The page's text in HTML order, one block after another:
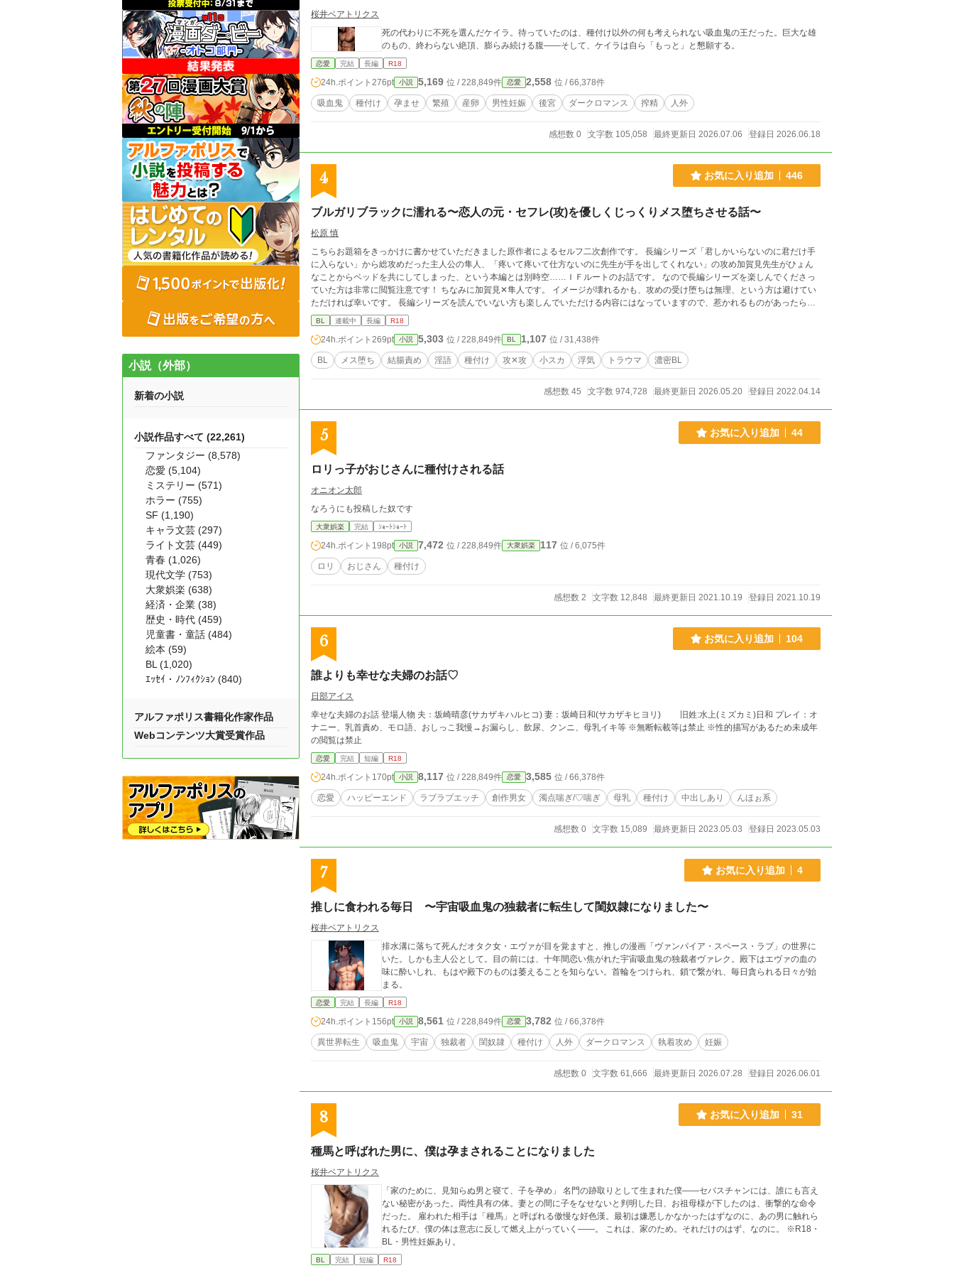
桜井ベアトリクス
死の代わりに不死を選んだケイラ。待っていたのは、種付け以外の何も考えられない吸血鬼の王だった。巨大な雄
のもの、終わらない絶頂、膨らみ続ける腹――そして、ケイラは自ら「もっと」と懇願する。
恋愛 完結 長編 R18
24h.ポイント 276pt 小説 5,169 位 / 228,849件 恋愛 2,558 位 / 66,378件
吸血鬼 種付け 孕ませ 繁殖 産卵 男性妊娠 後宮 ダークロマンス 搾精 人外
感想数 0 文字数 105,058 最終更新日 2026.07.06 登録日 2026.06.18
4 お気に入り追加 446
ブルガリブラックに濡れる〜恋人の元・セフレ(攻)を優しくじっくりメス堕ちさせる話〜
松原 慎
こちらお題箱をきっかけに書かせていただきました原作者によるセルフ二次創作です。 長編シリーズ「君しかいらないのに君だけ手
に入らない」から総攻めだった主人公の隼人、「疼いて疼いて仕方ないのに先生が手を出してくれない」の攻め加賀見先生がひょん
なことからベッドを共にしてしまった、という本編とは別時空……ＩＦルートのお話です。 なので長編シリーズを楽しんでくださっ
ていた方は非常に閲覧注意です！ ちなみに加賀見✕隼人です。 イメージが壊れるかも、攻めの受け堕ちは無理、という方は避けてい
ただければ幸いです。 長編シリーズを読んでいない方も楽しんでいただける内容にはなっていますので、惹かれるものがあったらお
BL 連載中 長編 R18
24h.ポイント 269pt 小説 5,303 位 / 228,849件 BL 1,107 位 / 31,438件
BL メス堕ち 結腸責め 淫語 種付け 攻✕攻 小スカ 浮気 トラウマ 濃密BL
感想数 45 文字数 974,728 最終更新日 2026.05.20 登録日 2022.04.14
5 お気に入り追加 44
ロリっ子がおじさんに種付けされる話
オニオン太郎
なろうにも投稿した奴です
大衆娯楽 完結 ｼｮｰﾄｼｮｰﾄ
24h.ポイント 198pt 小説 7,472 位 / 228,849件 大衆娯楽 117 位 / 6,075件
ロリ おじさん 種付け
感想数 2 文字数 12,848 最終更新日 2021.10.19 登録日 2021.10.19
6 お気に入り追加 104
誰よりも幸せな夫婦のお話♡
日部アイス
幸せな夫婦のお話 登場人物 夫：坂崎晴彦(サカザキハルヒコ) 妻：坂崎日和(サカザキヒヨリ) 旧姓:水上(ミズカミ)日和 プレイ：オ
ナニー、乳首責め、モロ語、おしっこ我慢→お漏らし、飲尿、クンニ、母乳イキ等 ※無断転載等は禁止 ※性的描写があるため未成年
の閲覧は禁止
恋愛 完結 短編 R18
24h.ポイント 170pt 小説 8,117 位 / 228,849件 恋愛 3,585 位 / 66,378件
恋愛 ハッピーエンド ラブラブエッチ 創作男女 濁点喘ぎ/♡喘ぎ 母乳 種付け 中出しあり んほぉ系
感想数 0 文字数 15,089 最終更新日 2023.05.03 登録日 2023.05.03
7 お気に入り追加 4
推しに食われる毎日 〜宇宙吸血鬼の独裁者に転生して閨奴隷になりました〜
桜井ベアトリクス
排水溝に落ちて死んだオタク女・エヴァが目を覚ますと、推しの漫画「ヴァンパイア・スペース・ラブ」の世界に
いた。しかも主人公として。目の前には、十年間恋い焦がれた宇宙吸血鬼の独裁者ヴァレク。殿下はエヴァの血の
味に酔いしれ、もはや殿下のものは萎えることを知らない。首輪をつけられ、鎖で繋がれ、毎日貪られる日々が始
まる。
恋愛 完結 長編 R18
24h.ポイント 156pt 小説 8,561 位 / 228,849件 恋愛 3,782 位 / 66,378件
異世界転生 吸血鬼 宇宙 独裁者 閨奴隷 種付け 人外 ダークロマンス 執着攻め 妊娠
感想数 0 文字数 61,666 最終更新日 2026.07.28 登録日 2026.06.01
8 お気に入り追加 31
種馬と呼ばれた男に、僕は孕まされることになりました
桜井ベアトリクス
「家のために、見知らぬ男と寝て、子を孕め」 名門の跡取りとして生まれた僕——セバスチャンには、誰にも言え
ない秘密があった。両性具有の体。妻との間に子をなせないと判明した日、お祖母様が下したのは、衝撃的な命令
だった。 雇われた相手は「種馬」と呼ばれる傲慢な好色漢。最初は嫌悪しかなかったはずなのに、あの男に触れら
れるたび、僕の体は意志に反して燃え上がっていく——。 これは、家のため。それだけのはず、なのに。 ※R18・
BL・男性妊娠あり。
BL 完結 短編 R18
小説（外部）
新着の小説
小説作品すべて (22,261)
ファンタジー (8,578)
恋愛 (5,104)
ミステリー (571)
ホラー (755)
SF (1,190)
キャラ文芸 (297)
ライト文芸 (449)
青春 (1,026)
現代文学 (753)
大衆娯楽 (638)
経済・企業 (38)
歴史・時代 (459)
児童書・童話 (484)
絵本 (59)
BL (1,020)
ｴｯｾｲ・ﾉﾝﾌｨｸｼｮﾝ (840)
アルファポリス書籍化作家作品
Webコンテンツ大賞受賞作品